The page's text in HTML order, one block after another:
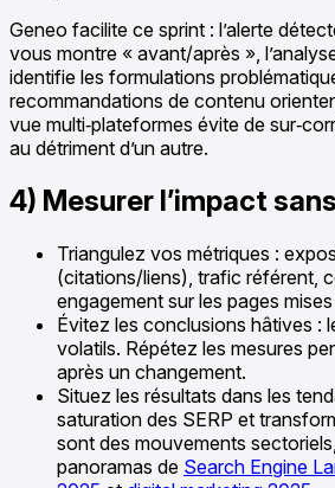
Geneo facilite ce sprint : l’alerte
vous montre « avant/après »,
identifie les formulations
recommandations de contenu
vue multi‑plateformes évite de
au détriment d’un autre.
4) Mesurer l’impact
Triangulez vos métriques :
(citations/liens), trafic référent,
engagement sur les pages
Évitez les conclusions hâtives :
volatils. Répétez les mesures
après un changement.
Situez les résultats dans les
saturation des SERP et
sont des mouvements
panoramas de Search Engine